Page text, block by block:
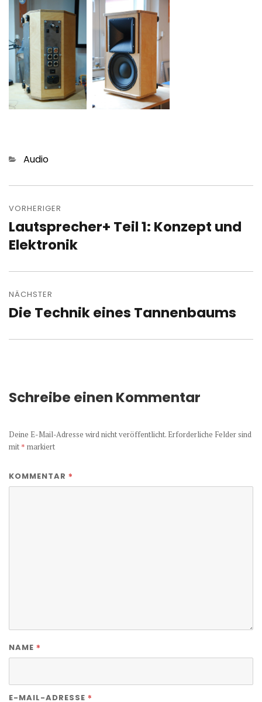
Kategorien
Audio
VORHERIGER
Vorheriger
Beitrag:
Lautsprecher+ Teil 1: Konzept und
Elektronik
NÄCHSTER
Nächster
Die Technik eines Tannenbaums
Schreibe einen Kommentar
Deine E-Mail-Adresse wird nicht veröffentlicht. Erforderliche Felder sind
mit * markiert
KOMMENTAR *
NAME *
E-MAIL-ADRESSE *